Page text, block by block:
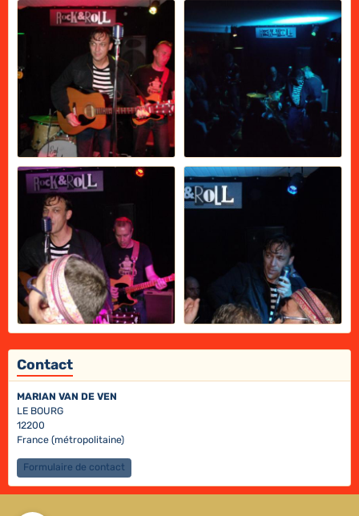
Contact
MARIAN VAN DE VEN
LE BOURG
12200
France (métropolitaine)
Formulaire de contact